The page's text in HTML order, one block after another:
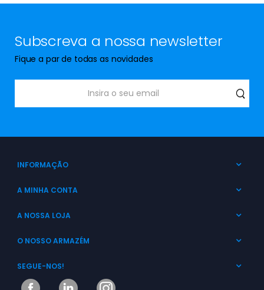
Subscreva a nossa newsletter
Fique a par de todas as novidades
INFORMAÇÃO
A MINHA CONTA
A NOSSA LOJA
O NOSSO ARMAZÉM
SEGUE-NOS!